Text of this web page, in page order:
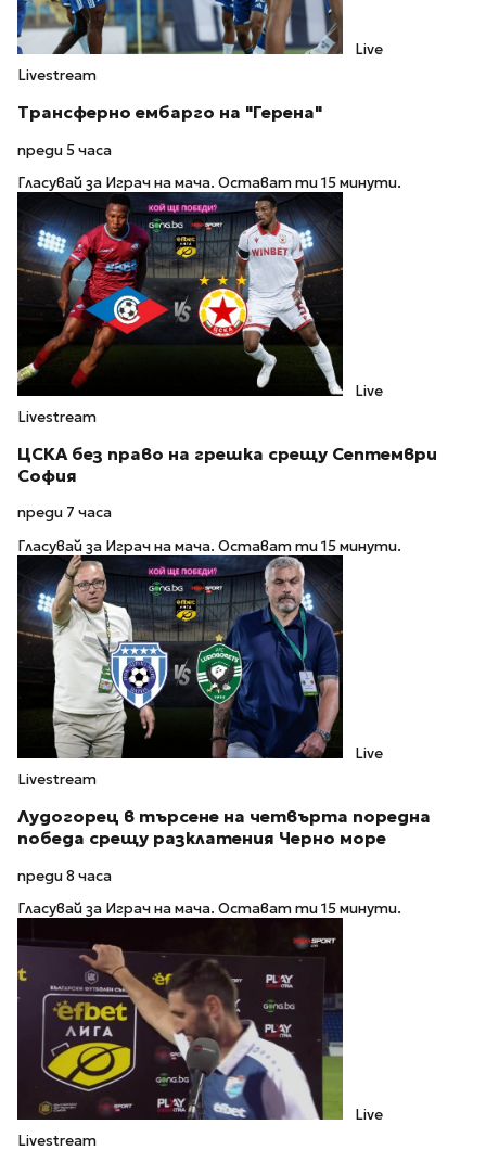
Live
Livestream
Трансферно ембарго на "Герена"
преди 5 часа
Гласувай за Играч на мача. Остават ти 15 минути.
Live
Livestream
ЦСКА без право на грешка срещу Септември
София
преди 7 часа
Гласувай за Играч на мача. Остават ти 15 минути.
Live
Livestream
Лудогорец в търсене на четвърта поредна
победа срещу разклатения Черно море
преди 8 часа
Гласувай за Играч на мача. Остават ти 15 минути.
Live
Livestream